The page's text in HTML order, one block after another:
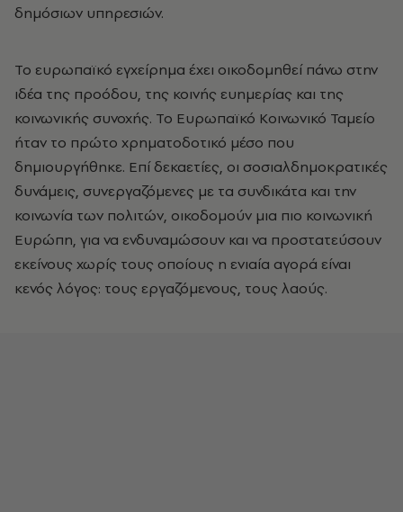
δημόσιων υπηρεσιών.
Το ευρωπαϊκό εγχείρημα έχει οικοδομηθεί πάνω στην
ιδέα της προόδου, της κοινής ευημερίας και της
κοινωνικής συνοχής. Το Ευρωπαϊκό Κοινωνικό Ταμείο
ήταν το πρώτο χρηματοδοτικό μέσο που
δημιουργήθηκε. Επί δεκαετίες, οι σοσιαλδημοκρατικές
δυνάμεις, συνεργαζόμενες με τα συνδικάτα και την
κοινωνία των πολιτών, οικοδομούν μια πιο κοινωνική
Ευρώπη, για να ενδυναμώσουν και να προστατεύσουν
εκείνους χωρίς τους οποίους η ενιαία αγορά είναι
κενός λόγος: τους εργαζόμενους, τους λαούς.